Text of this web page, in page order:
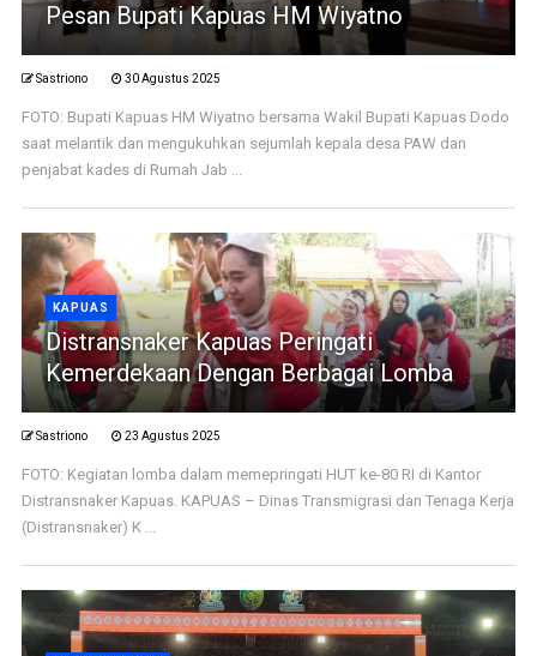
Pesan Bupati Kapuas HM Wiyatno
Sastriono 30 Agustus 2025
FOTO: Bupati Kapuas HM Wiyatno bersama Wakil Bupati Kapuas Dodo
saat melantik dan mengukuhkan sejumlah kepala desa PAW dan
penjabat kades di Rumah Jab ...
KAPUAS
Distransnaker Kapuas Peringati
Kemerdekaan Dengan Berbagai Lomba
Sastriono 23 Agustus 2025
FOTO: Kegiatan lomba dalam memepringati HUT ke-80 RI di Kantor
Distransnaker Kapuas. KAPUAS – Dinas Transmigrasi dan Tenaga Kerja
(Distransnaker) K ...